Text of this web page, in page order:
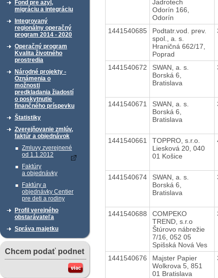
Fond pre azyl,
migráciu a integráciu
Integrovaný
regionálny operačný
program 2014 - 2020
Operačný program
Kvalita životného
prostredia
Národné projekty -
Oznámenia o
možnosti
predkladania žiadostí
o poskytnutie
finančného príspevku
Štatistiky
Zverejňovanie zmlúv,
faktúr a objednávok
Zmluvy zverejnené
od 1.1.2012
Faktúry
a objednávky
Faktúry a
objednávky Centier
pre deti a rodiny
Profil verejného
obstarávateľa
Správa majetku
Chcem podať podnet
Jadrotech
Odorín 166,
Odorín
1441540685
Podtatr.vod. prev.
spol., a. s.
Hraničná 662/17,
Poprad
1441540672
SWAN, a. s.
Borská 6,
Bratislava
1441540671
SWAN, a. s.
Borská 6,
Bratislava
1441540661
TOPPRO, s.r.o.
Liesková 20, 040
01 Košice
1441540674
SWAN, a. s.
Borská 6,
Bratislava
1441540688
COMPEKO
TREND, s.r.o
Štúrovo nábrežie
7/16, 052 05
Spišská Nová Ves
1441540676
Majster Papier
Wolkrova 5, 851
01 Bratislava